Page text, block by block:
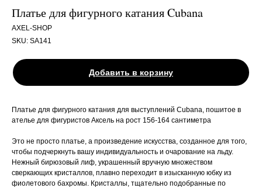
Платье для фигурного катания Cubana
AXEL-SHOP
SKU: SA141
Добавить в корзину
Платье для фигурного катания для выступлений Cubana, пошитое в
ателье для фигуристов Аксель на рост 156-164 сантиметра
Это не просто платье, а произведение искусства, созданное для того,
чтобы подчеркнуть вашу индивидуальность и очарование на льду.
Нежный бирюзовый лиф, украшенный вручную множеством
сверкающих кристаллов, плавно переходит в изысканную юбку из
фиолетового бахромы. Кристаллы, тщательно подобранные по